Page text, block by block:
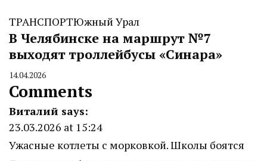
ТРАНСПОРТЮжный Урал
В Челябинске на маршрут №7
выходят троллейбусы «Синара»
By
CHELINDUSTRY
14.04.2026
Comments
Виталий says:
23.03.2026 at 15:24
Ужасные котлеты с морковкой. Школы боятся